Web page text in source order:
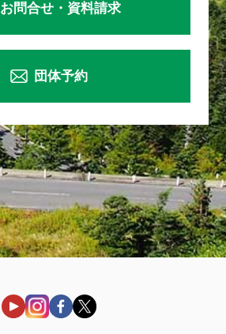
お問合せ・資料請求
団体予約